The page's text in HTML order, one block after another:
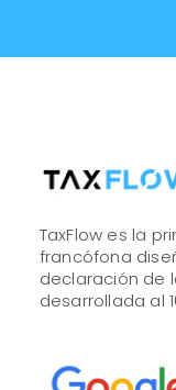
TaxFlow es la
francófona
declaración de
desarrollada al